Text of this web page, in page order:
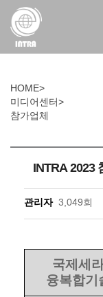
HOME>
미디어센터>
참가업체
INTRA 2023
관리자 3,049회
국제세
융복합기